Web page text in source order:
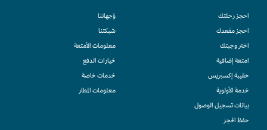
احجز رحلتك
احجز مقعدك
اختر وجبتك
امتعة إضافية
حقيبة إكسبريس
خدمة الأولوية
بيانات تسجيل الوصول
حفظ الحجز
وُجهاتنا
شبكتنا
معلومات الأمتعة
خيارات الدفع
خدمات خاصة
معلومات المطار